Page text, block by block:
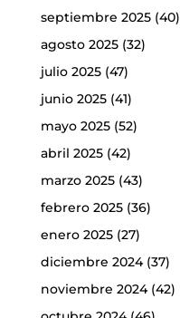
septiembre 2025(40)
agosto 2025(32)
julio 2025(47)
junio 2025(41)
mayo 2025(52)
abril 2025(42)
marzo 2025(43)
febrero 2025(36)
enero 2025(27)
diciembre 2024(37)
noviembre 2024(42)